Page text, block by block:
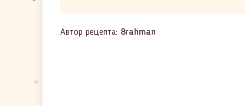
Автор рецепта: 8rahman